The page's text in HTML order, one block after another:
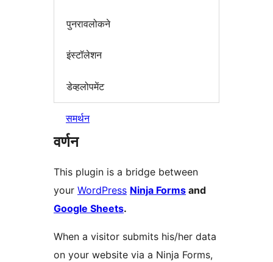
पुनरावलोकने
इंस्टॉलेशन
डेव्हलोपमेंट
समर्थन
वर्णन
This plugin is a bridge between
your WordPress Ninja Forms and
Google Sheets.
When a visitor submits his/her data
on your website via a Ninja Forms,